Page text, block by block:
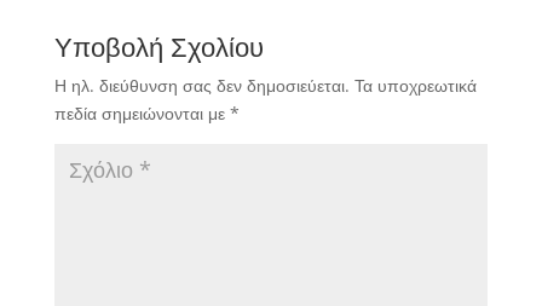
σε τέτοιες περιστάσεις
και υποθετικές
ενδεκάδες.
Υποβολή Σχολίου
Η ηλ. διεύθυνση σας δεν δημοσιεύεται. Τα υποχρεωτικά
πεδία σημειώνονται με *